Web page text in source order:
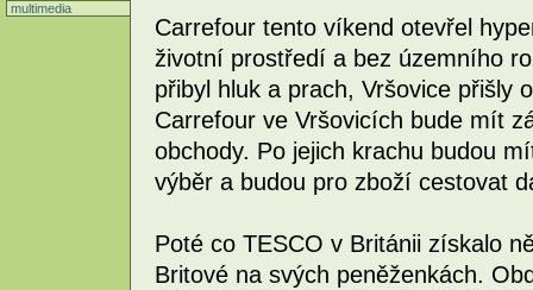
multimedia
Carrefour tento víkend otevřel
životní prostředí a bez územního
přibyl hluk a prach, Vršovice přišly
Carrefour ve Vršovicích bude mít
obchody. Po jejich krachu budou
výběr a budou pro zboží cestovat
Poté co TESCO v Británii získalo
Britové na svých peněženkách.